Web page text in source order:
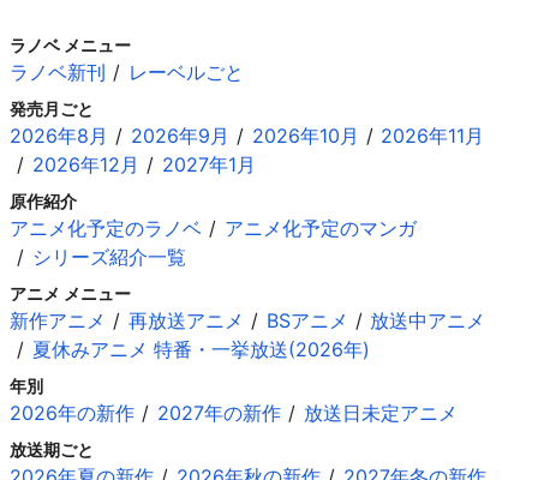
ラノベ メニュー
ラノベ新刊 レーベルごと
発売月ごと
2026年8月 2026年9月 2026年10月
2026年11月
2026年12月
2027年1月
原作紹介
アニメ化予定のラノベ
アニメ化予定のマンガ
シリーズ紹介一覧
アニメ メニュー
新作アニメ 再放送アニメ BSアニメ
放送中アニメ
夏休みアニメ 特番・一挙放送(2026年)
年別
2026年の新作 2027年の新作 放送日未定アニメ
放送期ごと